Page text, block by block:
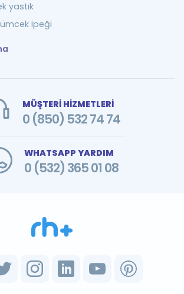
yastık
ipeği
MÜŞTERİ HİZMETLERİ
0 (850) 532 74 74
WHATSAPP YARDIM
0 (532) 365 01 08